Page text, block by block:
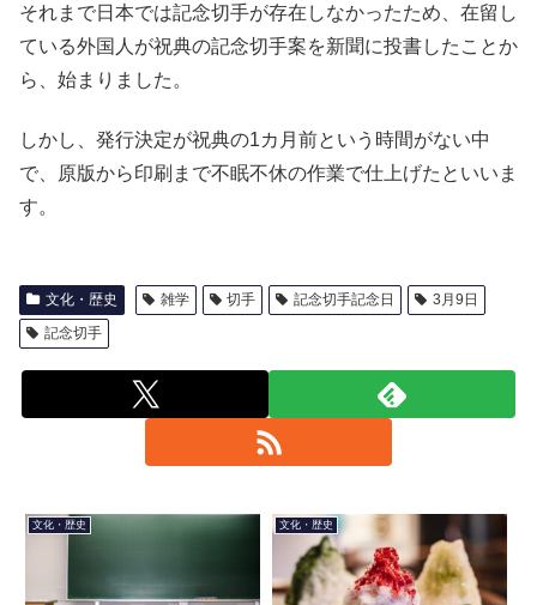
それまで日本では記念切手が存在しなかったため、在留し
ている外国人が祝典の記念切手案を新聞に投書したことか
ら、始まりました。
しかし、発行決定が祝典の1カ月前という時間がない中
で、原版から印刷まで不眠不休の作業で仕上げたといいま
す。
文化・歴史 雑学 切手 記念切手記念日
3月9日
記念切手
文化・歴史 文化・歴史